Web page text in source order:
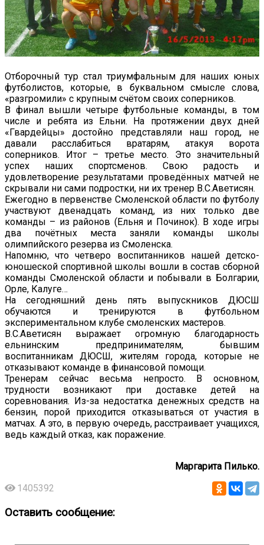
Отборочный тур стал триумфальным для наших юных
футболистов, которые, в буквальном смысле слова,
«разгромили» с крупным счётом своих соперников.
В финал вышли четыре футбольные команды, в том
числе и ребята из Ельни. На протяжении двух дней
«Гвардейцы» достойно представляли наш город, не
давали расслабиться вратарям, атакуя ворота
соперников. Итог – третье место. Это значительный
успех наших спортсменов. Свою радость и
удовлетворение результатами проведённых матчей не
скрывали ни сами подростки, ни их тренер В.С.Аветисян.
Ежегодно в первенстве Смоленской области по футболу
участвуют двенадцать команд, из них только две
команды – из районов (Ельня и Починок). В ходе игры
два почётных места заняли команды школы
олимпийского резерва из Смоленска.
Напомню, что четверо воспитанников нашей детско-
юношеской спортивной школы вошли в состав сборной
команды Смоленской области и побывали в Болгарии,
Орле, Калуге…
На сегодняшний день пять выпускников ДЮСШ
обучаются и тренируются в футбольном
экспериментальном клубе смоленских мастеров.
В.С.Аветисян выражает огромную благодарность
ельнинским предпринимателям, бывшим
воспитанникам ДЮСШ, жителям города, которые не
отказывают команде в финансовой помощи.
Тренерам сейчас весьма непросто. В основном,
трудности возникают при доставке детей на
соревнования. Из-за недостатка денежных средств на
бензин, порой приходится отказываться от участия в
матчах. А это, в первую очередь, расстраивает учащихся,
ведь каждый отказ, как поражение.
Маргарита Пилько.
1405392
Оставить сообщение: